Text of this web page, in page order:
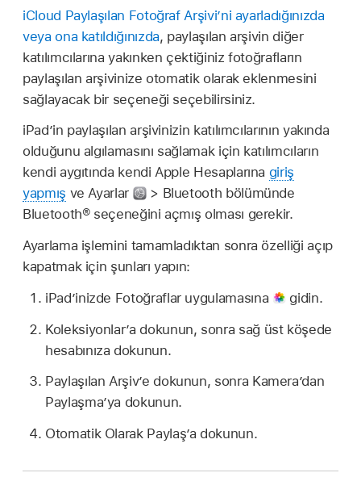
iCloud Paylaşılan Fotoğraf Arşivi’ni ayarladığınızda
veya ona katıldığınızda, paylaşılan arşivin diğer
katılımcılarına yakınken çektiğiniz fotoğrafların
paylaşılan arşivinize otomatik olarak eklenmesini
sağlayacak bir seçeneği seçebilirsiniz.
iPad’in paylaşılan arşivinizin katılımcılarının yakında
olduğunu algılamasını sağlamak için katılımcıların
kendi aygıtında kendi Apple Hesaplarına giriş
yapmış ve Ayarlar
> Bluetooth bölümünde
Bluetooth® seçeneğini açmış olması gerekir.
Ayarlama işlemini tamamladıktan sonra özelliği açıp
kapatmak için şunları yapın:
iPad’inizde Fotoğraflar uygulamasına
gidin.
Koleksiyonlar’a dokunun, sonra sağ üst köşede
hesabınıza dokunun.
Paylaşılan Arşiv’e dokunun, sonra Kamera’dan
Paylaşma’ya dokunun.
Otomatik Olarak Paylaş’a dokunun.